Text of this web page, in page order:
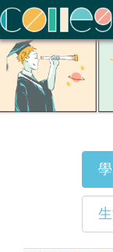
ColleGo! 大學選才